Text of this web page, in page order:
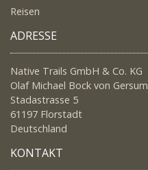
Reisen
ADRESSE
Native Trails GmbH & Co. KG
Olaf Michael Bock von Gersum
Stadastrasse 5
61197 Florstadt
Deutschland
KONTAKT